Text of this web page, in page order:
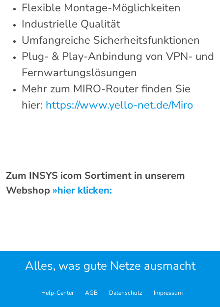
Flexible Montage-Möglichkeiten
Industrielle Qualität
Umfangreiche Sicherheitsfunktionen
Plug- & Play-Anbindung von VPN- und
Fernwartungslösungen
Mehr zum MIRO-Router finden Sie
hier: https://www.yello-net.de/Miro
Zum INSYS icom Sortiment in unserem
Webshop »hier klicken:
Alles, was gute Netze ausmacht
Help-Center AGB Datenschutz Impressum